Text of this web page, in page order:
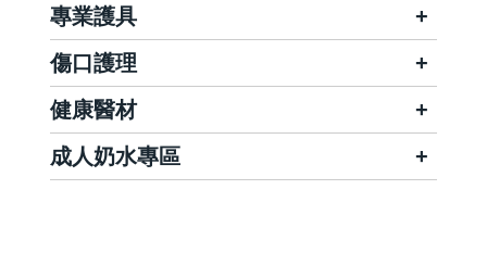
專業護具
傷口護理
健康醫材
成人奶水專區